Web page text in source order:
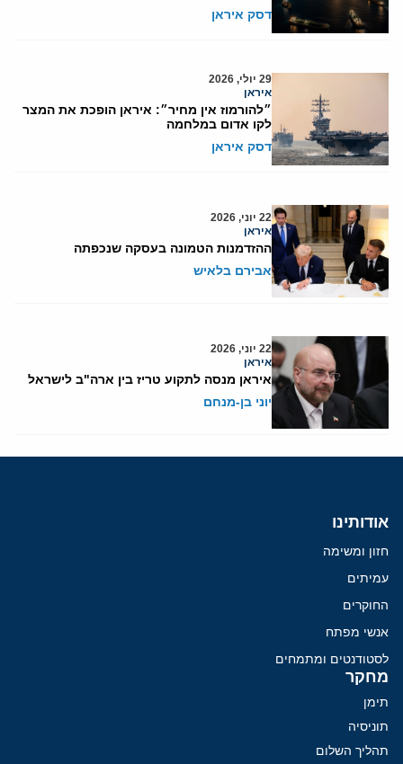
דסק איראן
29 יולי, 2026
איראן
״להורמוז אין מחיר״: איראן הופכת את המצר
לקו אדום במלחמה
דסק איראן
22 יוני, 2026
איראן
ההזדמנות הטמונה בעסקה שנכפתה
אבירם בלאיש
22 יוני, 2026
איראן
איראן מנסה לתקוע טריז בין ארה"ב לישראל
יוני בן-מנחם
אודותינו
חזון ומשימה
עמיתים
החוקרים
אנשי מפתח
לסטודנטים ומתמחים
מחקר
תימן
תוניסיה
תהליך השלום